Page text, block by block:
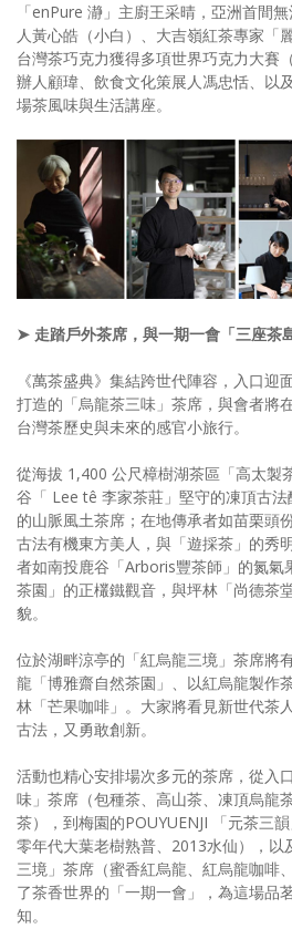
「enPure 瀞」主廚王采晴，亞洲首間
人黃心皓（小白）、大吉嶺紅茶專家「
台灣茶巧克力獲得多項世界巧克力大賽
辦人顧瑋、飲食文化策展人馮忠恬、以
場茶風味與生活講座。
➤ 走踏戶外茶席，與一期一會「三座茶
《萬茶盛典》集結跨世代陣容，入口迎
打造的「烏龍茶三味」茶席，與會者將
台灣茶歷史與未來的感官小旅行。
從海拔 1,400 公尺樟樹湖茶區「高太製
谷「 Lee tê 李家茶莊」堅守的凍頂古法
的山脈風土茶席；在地傳承者如苗栗頭
古法有機東方美人，與「遊採茶」的秀
者如南投鹿谷「Arboris豐茶師」的氮氣
茶園」的正欉鐵觀音，與坪林「尚德茶
貌。
位於湖畔涼亭的「紅烏龍三境」茶席將
龍「博雅齋自然茶園」、以紅烏龍製作
林「芒果咖啡」。大家將看見新世代茶
古法，又勇敢創新。
活動也精心安排場次多元的茶席，從入
味」茶席（包種茶、高山茶、凍頂烏龍
茶），到梅園的POUYUENJI 「元茶三
零年代大葉老樹熟普、2013水仙），以
三境」茶席（蜜香紅烏龍、紅烏龍咖啡
了茶香世界的「一期一會」，為這場品
知。